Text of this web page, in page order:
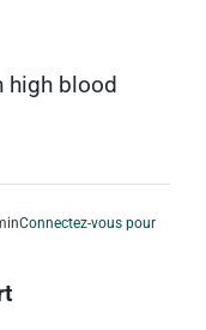
high blood
Connectez-vous pour